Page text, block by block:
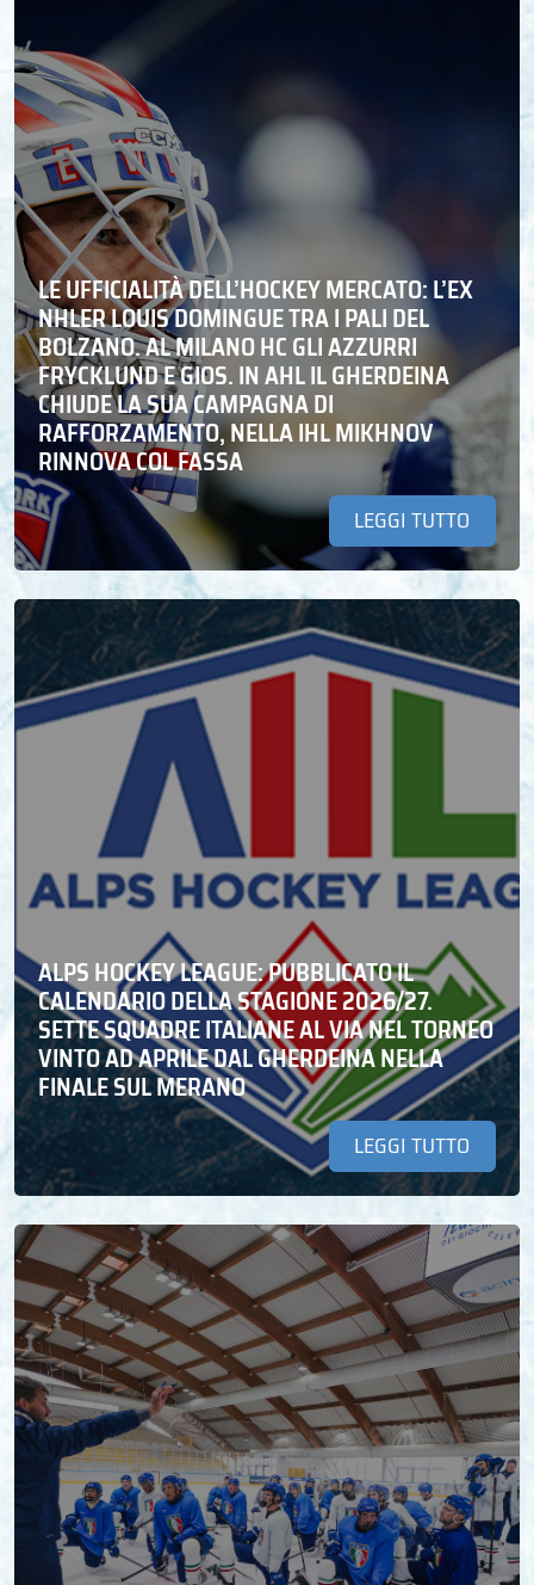
LE UFFICIALITÀ DELL’HOCKEY MERCATO: L’EX
NHLER LOUIS DOMINGUE TRA I PALI DEL
BOLZANO. AL MILANO HC GLI AZZURRI
FRYCKLUND E GIOS. IN AHL IL GHERDEINA
CHIUDE LA SUA CAMPAGNA DI
RAFFORZAMENTO, NELLA IHL MIKHNOV
RINNOVA COL FASSA
LEGGI TUTTO
ALPS HOCKEY LEAGUE: PUBBLICATO IL
CALENDARIO DELLA STAGIONE 2026/27.
SETTE SQUADRE ITALIANE AL VIA NEL TORNEO
VINTO AD APRILE DAL GHERDEINA NELLA
FINALE SUL MERANO
LEGGI TUTTO